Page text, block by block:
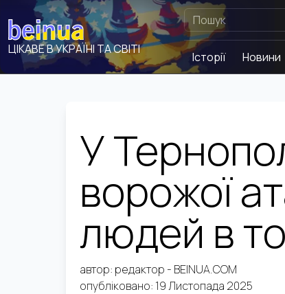
ЦІКАВЕ В УКРАЇНІ ТА СВІТІ
Історії Новини
У
ворожої
людей в
автор: редактор - BEINUA.COM
опубліковано: 19 Листопада 2025